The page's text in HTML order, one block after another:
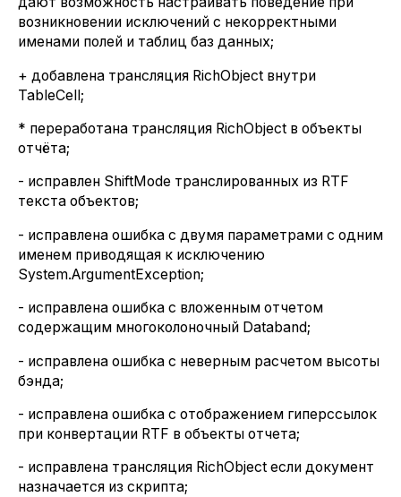
возникновении исключений с некорректными
именами полей и таблиц баз данных;
+ добавлена трансляция RichObject внутри
TableCell;
* переработана трансляция RichObject в объекты
отчёта;
- исправлен ShiftMode транслированных из RTF
текста объектов;
- исправлена ошибка с двумя параметрами с одним
именем приводящая к исключению
System.ArgumentException;
- исправлена ошибка с вложенным отчетом
содержащим многоколоночный Databand;
- исправлена ошибка с неверным расчетом высоты
бэнда;
- исправлена ошибка с отображением гиперссылок
при конвертации RTF в объекты отчета;
- исправлена трансляция RichObject если документ
назначается из скрипта;